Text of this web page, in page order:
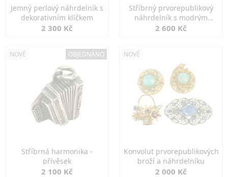
Jemný perlový náhrdelník s
dekorativním klíčkem
2 300 Kč
Stříbrný prvorepublikový
náhrdelník s modrým
spinelem
2 600 Kč
NOVÉ OBJEDNÁNO
Stříbrná harmonika -
přívěsek
2 100 Kč
NOVÉ
Konvolut prvorepublikových
broží a náhrdelníku
2 000 Kč